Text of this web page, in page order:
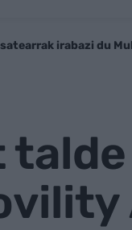
irabazi du